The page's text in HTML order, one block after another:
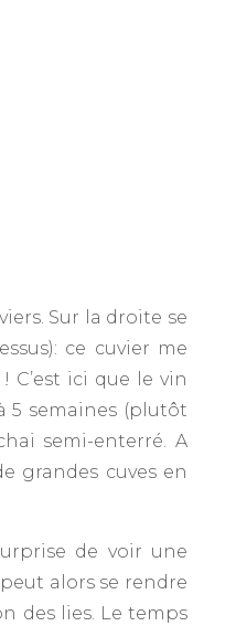
Sur la droite se
ce cuvier me
ici que le vin
5 semaines (plutôt
semi-enterré. A
grandes cuves en
de voir une
alors se rendre
des lies. Le temps